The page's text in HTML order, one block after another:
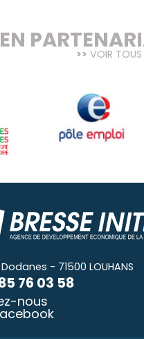
EN
VOIR TOUS
- 71500 LOUHANS
76 03 58
nous